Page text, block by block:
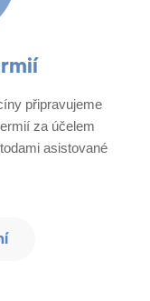
připravujeme
za účelem
asistované